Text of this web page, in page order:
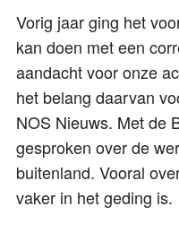
Vorig jaar ging het
kan doen met een
aandacht voor onze
het belang daarvan
NOS Nieuws. Met de
gesproken over de
buitenland. Vooral
vaker in het geding is.